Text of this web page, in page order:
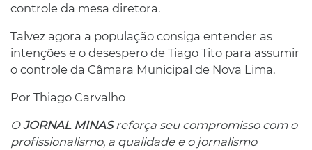
controle da mesa diretora.
Talvez agora a população consiga entender as
intenções e o desespero de Tiago Tito para assumir
o controle da Câmara Municipal de Nova Lima.
Por Thiago Carvalho
OJORNAL MINASreforça seu compromisso com o
profissionalismo, a qualidade e o jornalismo